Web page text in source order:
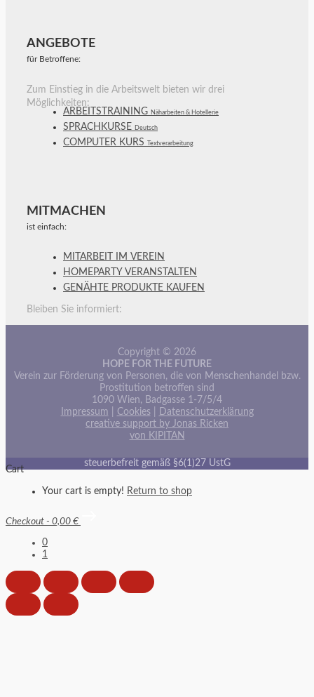
ANGEBOTE
für Betroffene:
Zum Einstieg in die Arbeitswelt bieten wir drei
Möglichkeiten:
ARBEITSTRAINING Näharbeiten & Hotellerie
SPRACHKURSE Deutsch
COMPUTER KURS Textverarbeitung
MITMACHEN
ist einfach:
MITARBEIT IM VEREIN
HOMEPARTY VERANSTALTEN
GENÄHTE PRODUKTE KAUFEN
Bleiben Sie informiert:
Copyright © 2026
HOPE FOR THE FUTURE
Verein zur Förderung von Personen, die von Menschenhandel bzw.
Prostitution betroffen sind
1090 Wien, Badgasse 1-7/5/4
Impressum
Cookies|
Datenschutzerklärung
creative support by Jonas Ricken
von KIPITAN
steuerbefreit gemäß §6(1)27 UstG
Cart
Your cart is empty! Return to shop
Checkout - 0,00 €
0
1